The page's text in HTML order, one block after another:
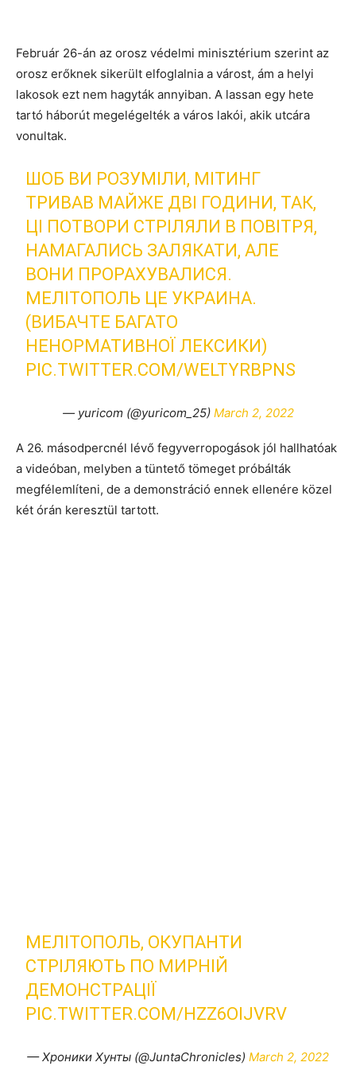
Február 26-án az orosz védelmi minisztérium szerint az
orosz erőknek sikerült elfoglalnia a várost, ám a helyi
lakosok ezt nem hagyták annyiban. A lassan egy hete
tartó háborút megelégelték a város lakói, akik utcára
vonultak.
ШОБ ВИ РОЗУМІЛИ, МІТИНГ
ТРИВАВ МАЙЖЕ ДВІ ГОДИНИ, ТАК,
ЦІ ПОТВОРИ СТРІЛЯЛИ В ПОВІТРЯ,
НАМАГАЛИСЬ ЗАЛЯКАТИ, АЛЕ
ВОНИ ПРОРАХУВАЛИСЯ.
МЕЛІТОПОЛЬ ЦЕ УКРАИНА.
(ВИБАЧТЕ БАГАТО
НЕНОРМАТИВНОЇ ЛЕКСИКИ)
PIC.TWITTER.COM/WELTYRBPNS
— yuricom (@yuricom_25) March 2, 2022
A 26. másodpercnél lévő fegyverropogások jól hallhatóak
a videóban, melyben a tüntető tömeget próbálták
megfélemlíteni, de a demonstráció ennek ellenére közel
két órán keresztül tartott.
МЕЛІТОПОЛЬ, ОКУПАНТИ
СТРІЛЯЮТЬ ПО МИРНІЙ
ДЕМОНСТРАЦІЇ
PIC.TWITTER.COM/HZZ6OIJVRV
— Хроники Хунты (@JuntaChronicles) March 2, 2022